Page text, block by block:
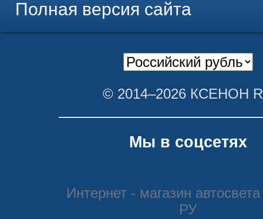
Полная версия сайта
© 2014–2026 КСЕНОН
Мы в соцсетях
Интернет - магазин
РУ